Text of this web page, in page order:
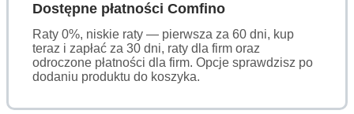
Dostępne płatności Comfino
Raty 0%, niskie raty — pierwsza za 60 dni, kup
teraz i zapłać za 30 dni, raty dla firm oraz
odroczone płatności dla firm. Opcje sprawdzisz po
dodaniu produktu do koszyka.